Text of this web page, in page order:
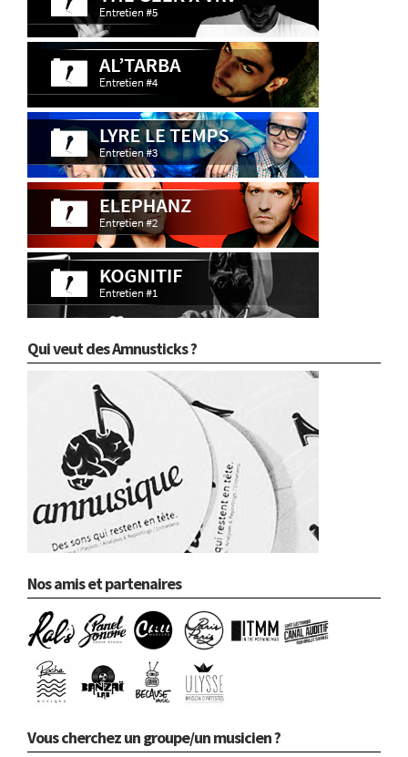
Qui veut des Amnusticks ?
Nos amis et partenaires
Vous cherchez un groupe/un musicien ?